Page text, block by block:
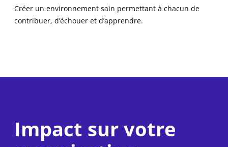
Créer un environnement sain permettant à chacun de
contribuer, d’échouer et d’apprendre.
Impact sur votre